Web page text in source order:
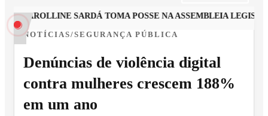
CAROLLINE SARDÁ TOMA POSSE NA ASSEMBLEIA
NOTÍCIAS/SEGURANÇA PÚBLICA
Denúncias de violência digital
contra mulheres crescem 188%
em um ano